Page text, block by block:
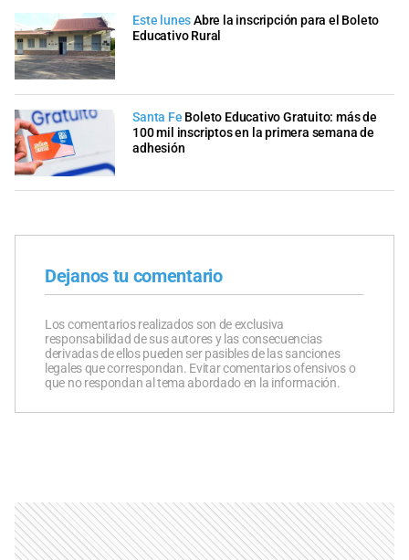
Este lunesAbre la inscripción para el Boleto
Educativo Rural
Santa Fe Boleto Educativo Gratuito: más de
100 mil inscriptos en la primera semana de
adhesión
Dejanos tu comentario
Los comentarios realizados son de exclusiva
responsabilidad de sus autores y las consecuencias
derivadas de ellos pueden ser pasibles de las sanciones
legales que correspondan. Evitar comentarios ofensivos o
que no respondan al tema abordado en la información.